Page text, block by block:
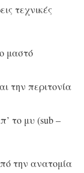
τεχνικές
μαστό
την περιτονία
το μυ (sub –
την ανατομία